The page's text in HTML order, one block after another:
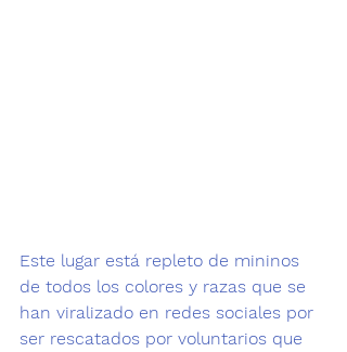
Este lugar está repleto de mininos
de todos los colores y razas que se
han viralizado en redes sociales por
ser rescatados por voluntarios que